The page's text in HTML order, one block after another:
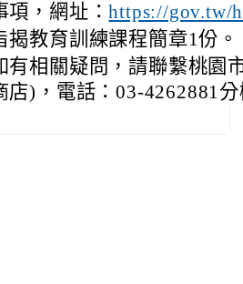
項，網址：https://gov.tw/
揭教育訓練課程簡章1份。
有相關疑問，請聯繫桃園
店)，電話：03-4262881